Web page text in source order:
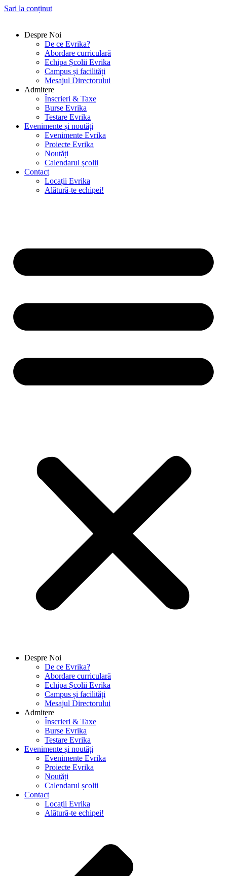
Sari la conținut
Despre Noi
De ce Evrika?
Abordare curriculară
Echipa Școlii Evrika
Campus și facilități
Mesajul Directorului
Admitere
Înscrieri & Taxe
Burse Evrika
Testare Evrika
Evenimente și noutăți
Evenimente Evrika
Proiecte Evrika
Noutăți
Calendarul școlii
Contact
Locații Evrika
Alătură-te echipei!
Despre Noi
De ce Evrika?
Abordare curriculară
Echipa Școlii Evrika
Campus și facilități
Mesajul Directorului
Admitere
Înscrieri & Taxe
Burse Evrika
Testare Evrika
Evenimente și noutăți
Evenimente Evrika
Proiecte Evrika
Noutăți
Calendarul școlii
Contact
Locații Evrika
Alătură-te echipei!